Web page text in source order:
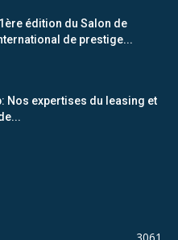
édition du Salon de
de prestige...
Nos expertises du leasing et